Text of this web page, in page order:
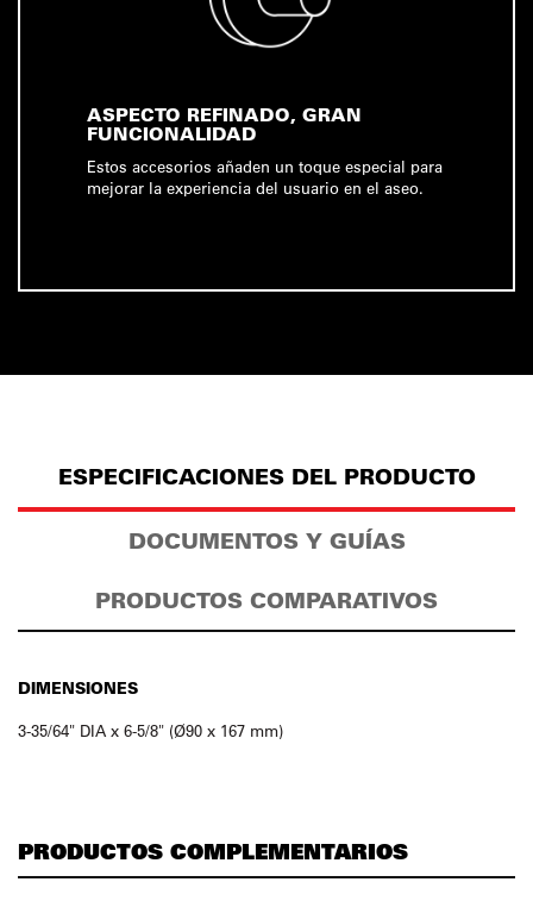
ASPECTO REFINADO, GRAN
FUNCIONALIDAD
Estos accesorios añaden un toque especial para
mejorar la experiencia del usuario en el aseo.
ESPECIFICACIONES DEL PRODUCTO
DOCUMENTOS Y GUÍAS
PRODUCTOS COMPARATIVOS
DIMENSIONES
3-35/64" DIA x 6-5/8" (Ø90 x 167 mm)
PRODUCTOS COMPLEMENTARIOS